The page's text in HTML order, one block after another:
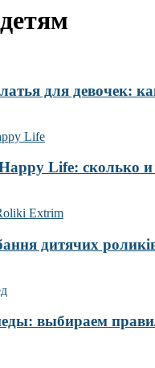
для девочек:
Life: сколько
дитячих
выбираем